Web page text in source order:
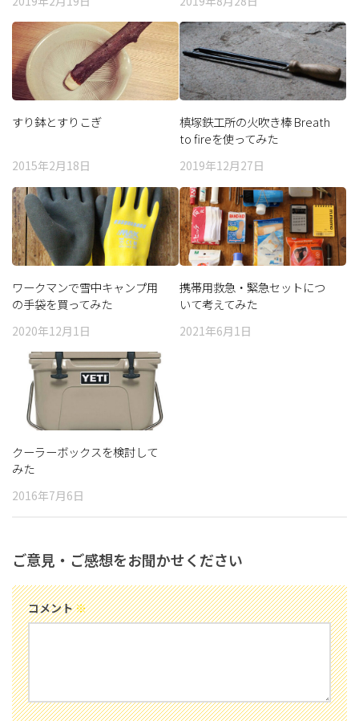
すり鉢とすりこぎ
2015年2月18日
槙塚鉄工所の火吹き棒 Breath
to fireを使ってみた
2019年12月27日
ワークマンで雪中キャンプ用
の手袋を買ってみた
2020年12月1日
携帯用救急・緊急セットにつ
いて考えてみた
2021年6月1日
クーラーボックスを検討して
みた
2016年7月6日
ご意見・ご感想をお聞かせください
コメント※